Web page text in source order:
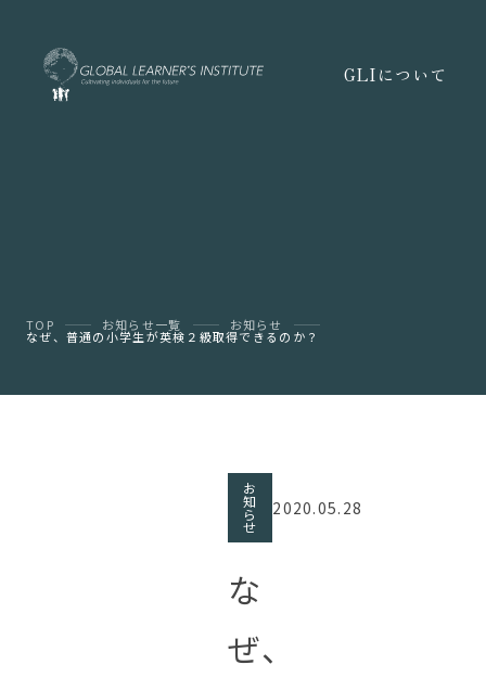
GLIについて
TOP お知らせ一覧 お知らせ
なぜ、普通の小学生が英検２級取得できるのか？
お
知
ら
せ
2020.05.28
な
ぜ、